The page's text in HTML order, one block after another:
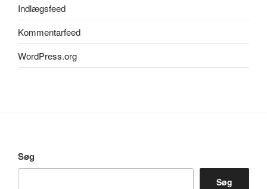
Indlægsfeed
Kommentarfeed
WordPress.org
Søg
Søg